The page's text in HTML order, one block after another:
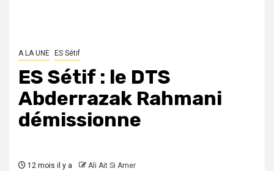
A LA UNE ES Sétif
ES Sétif : le DTS
Abderrazak Rahmani
démissionne
12 mois il y a Ali Ait Si Amer